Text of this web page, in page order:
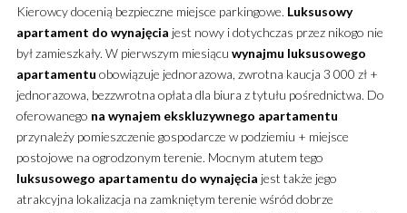
Kierowcy docenią bezpieczne miejsce parkingowe. Luksusowy
apartament do wynajęcia jest nowy i dotychczas przez nikogo nie
był zamieszkały. W pierwszym miesiącu wynajmu luksusowego
apartamentu obowiązuje jednorazowa, zwrotna kaucja 3 000 zł +
jednorazowa, bezzwrotna opłata dla biura z tytułu pośrednictwa. Do
oferowanego na wynajem ekskluzywnego apartamentu
przynależy pomieszczenie gospodarcze w podziemiu + miejsce
postojowe na ogrodzonym terenie. Mocnym atutem tego
luksusowego apartamentu do wynajęcia jest także jego
atrakcyjna lokalizacja na zamkniętym terenie wśród dobrze